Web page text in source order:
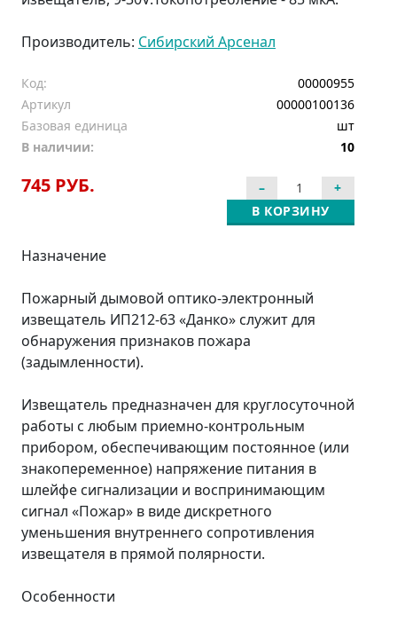
Производитель: Сибирский Арсенал
Код:
00000955
Артикул
00000100136
Базовая единица
шт
В наличии:
10
745 РУБ.
В КОРЗИНУ
Назначение
Пожарный дымовой оптико-электронный
извещатель ИП212-63 «Данко» служит для
обнаружения признаков пожара
(задымленности).
Извещатель предназначен для круглосуточной
работы с любым приемно-контрольным
прибором, обеспечивающим постоянное (или
знакопеременное) напряжение питания в
шлейфе сигнализации и воспринимающим
сигнал «Пожар» в виде дискретного
уменьшения внутреннего сопротивления
извещателя в прямой полярности.
Особенности